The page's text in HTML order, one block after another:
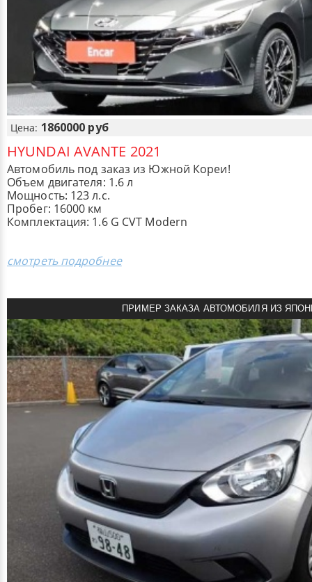
Цена: 1860000 руб
HYUNDAI AVANTE 2021
Автомобиль под заказ из Южной Кореи!
Объем двигателя: 1.6 л
Мощность: 123 л.с.
Пробег: 16000 км
Комплектация: 1.6 G CVT Modern
смотреть подробнее
ПРИМЕР ЗАКАЗА АВТОМОБИЛЯ ИЗ